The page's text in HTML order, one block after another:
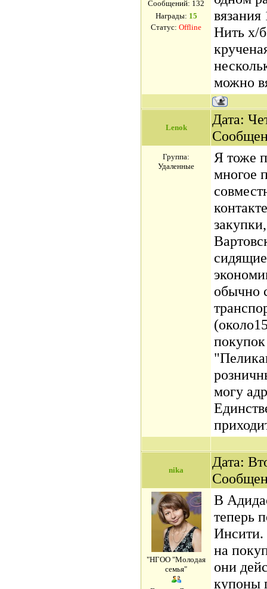
Сообщений: 132
Награды: 15
Статус: Offline
Нить х/
можно
Lenok
Дата:
Группа:
Удаленные
Я тоже
многое
обычно
могу
nika
Дата:
"НГОО "Молодая
семья"
В
теперь
Инсити.
на
они
купоны